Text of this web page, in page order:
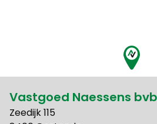
Vastgoed Naessens
Zeedijk 115